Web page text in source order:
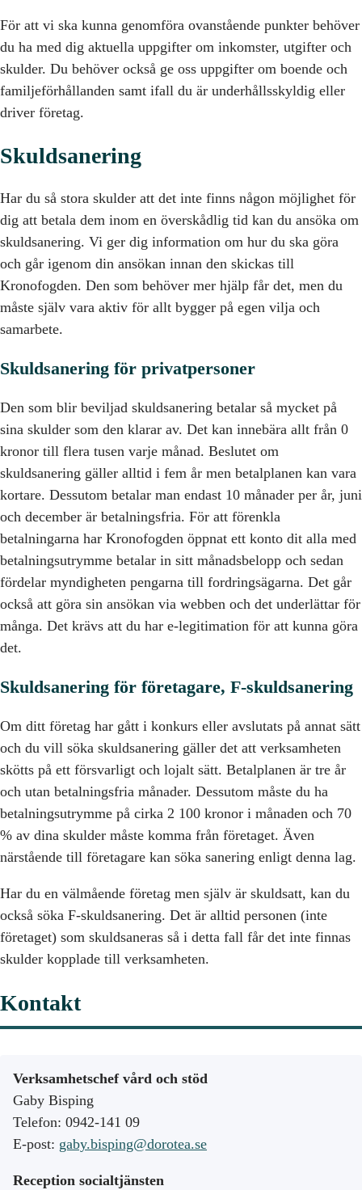
För att vi ska kunna genomföra ovanstående punkter behöver
du ha med dig aktuella uppgifter om inkomster, utgifter och
skulder. Du behöver också ge oss uppgifter om boende och
familjeförhållanden samt ifall du är underhållsskyldig eller
driver företag.
Skuldsanering
Har du så stora skulder att det inte finns någon möjlighet för
dig att betala dem inom en överskådlig tid kan du ansöka om
skuldsanering. Vi ger dig information om hur du ska göra
och går igenom din ansökan innan den skickas till
Kronofogden. Den som behöver mer hjälp får det, men du
måste själv vara aktiv för allt bygger på egen vilja och
samarbete.
Skuldsanering för privatpersoner
Den som blir beviljad skuldsanering betalar så mycket på
sina skulder som den klarar av. Det kan innebära allt från 0
kronor till flera tusen varje månad. Beslutet om
skuldsanering gäller alltid i fem år men betalplanen kan vara
kortare. Dessutom betalar man endast 10 månader per år, juni
och december är betalningsfria. För att förenkla
betalningarna har Kronofogden öppnat ett konto dit alla med
betalningsutrymme betalar in sitt månadsbelopp och sedan
fördelar myndigheten pengarna till fordringsägarna. Det går
också att göra sin ansökan via webben och det underlättar för
många. Det krävs att du har e-legitimation för att kunna göra
det.
Skuldsanering för företagare, F-skuldsanering
Om ditt företag har gått i konkurs eller avslutats på annat sätt
och du vill söka skuldsanering gäller det att verksamheten
skötts på ett försvarligt och lojalt sätt. Betalplanen är tre år
och utan betalningsfria månader. Dessutom måste du ha
betalningsutrymme på cirka 2 100 kronor i månaden och 70
% av dina skulder måste komma från företaget. Även
närstående till företagare kan söka sanering enligt denna lag.
Har du en välmående företag men själv är skuldsatt, kan du
också söka F-skuldsanering. Det är alltid personen (inte
företaget) som skuldsaneras så i detta fall får det inte finnas
skulder kopplade till verksamheten.
Kontakt
Verksamhetschef vård och stöd
Gaby Bisping
Telefon: 0942-141 09
E-post: gaby.bisping@dorotea.se
Reception socialtjänsten